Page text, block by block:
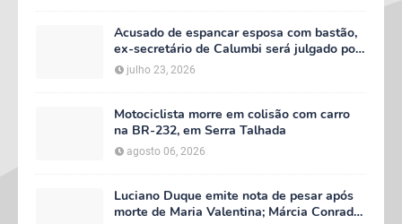
Acusado de espancar esposa com bastão,
ex-secretário de Calumbi será julgado por
tentativa de feminicídio
julho 23, 2026
Motociclista morre em colisão com carro
na BR-232, em Serra Talhada
agosto 06, 2026
Luciano Duque emite nota de pesar após
morte de Maria Valentina; Márcia Conrado